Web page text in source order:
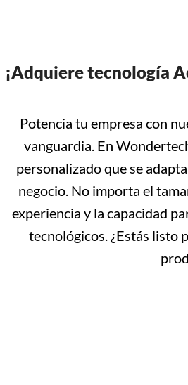
¡Adquiere tecnología
Potencia tu empresa con
vanguardia. En
personalizado que se
negocio. No importa el
experiencia y la capacidad
tecnológicos. ¿Estás listo